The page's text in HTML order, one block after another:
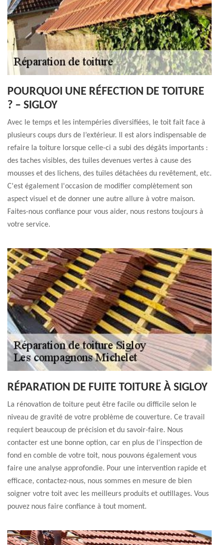
POURQUOI UNE RÉFECTION DE TOITURE
? – SIGLOY
Avec le temps et les intempéries diversifiées, le toit fait face à
plusieurs coups durs de l’extérieur. Il est alors indispensable de
refaire la toiture lorsque celle-ci a subi des dégâts importants :
des taches visibles, des tuiles devenues vertes à cause des
mousses et des lichens, des tuiles détachées du revêtement, etc.
C'est également l'occasion de modifier complètement son
aspect visuel et de donner une autre allure à votre maison.
Faites-nous confiance pour vous aider, nous restons toujours à
votre service.
RÉPARATION DE FUITE TOITURE À SIGLOY
La rénovation de toiture peut être facile ou difficile selon le
niveau de gravité de votre problème de couverture. Ce travail
requiert beaucoup de précision et du savoir-faire. Nous
contacter est une bonne option, car en plus de l'inspection de
fond en comble de votre toit, nous pouvons également vous
faire une analyse approfondie. Pour une intervention rapide et
efficace, contactez-nous, nous sommes en mesure de bien
soigner votre toit avec les meilleurs produits et outillages. Vous
pouvez nous faire confiance à tout moment.